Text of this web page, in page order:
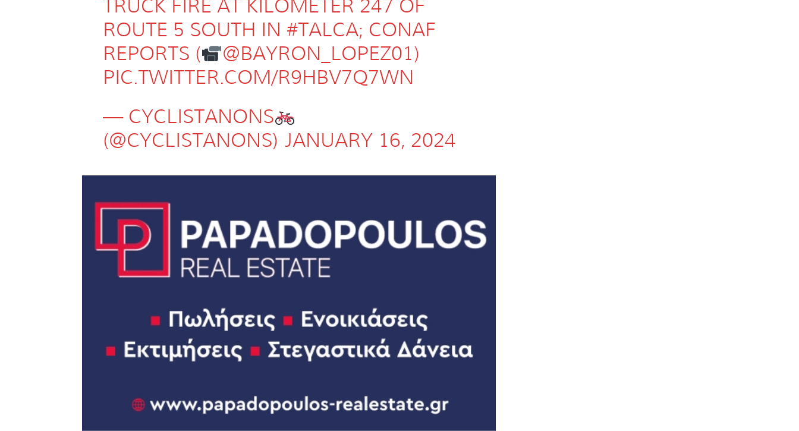
TRUCK FIRE AT KILOMETER 247 OF
ROUTE 5 SOUTH IN #TALCA; CONAF
REPORTS (
@BAYRON_LOPEZ01)
PIC.TWITTER.COM/R9HBV7Q7WN
— CYCLISTANONS
(@CYCLISTANONS) JANUARY 16, 2024